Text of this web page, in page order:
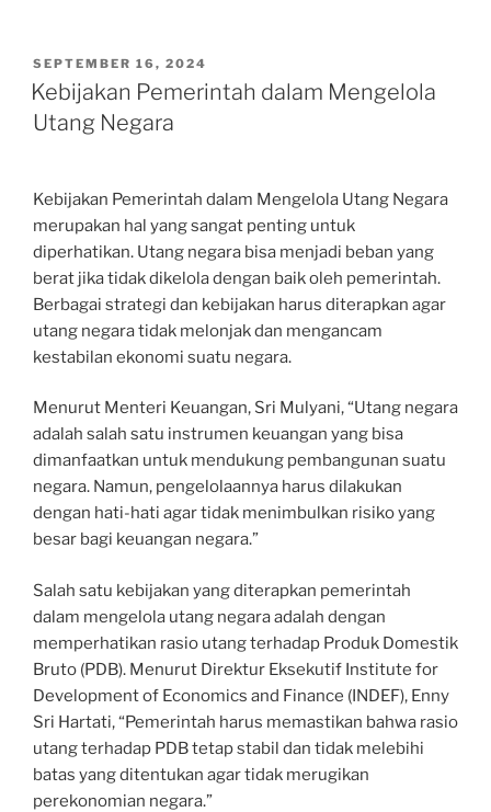
POSTED
ON
SEPTEMBER 16, 2024
Kebijakan Pemerintah dalam Mengelola
Utang Negara
Kebijakan Pemerintah dalam Mengelola Utang Negara
merupakan hal yang sangat penting untuk
diperhatikan. Utang negara bisa menjadi beban yang
berat jika tidak dikelola dengan baik oleh pemerintah.
Berbagai strategi dan kebijakan harus diterapkan agar
utang negara tidak melonjak dan mengancam
kestabilan ekonomi suatu negara.
Menurut Menteri Keuangan, Sri Mulyani, “Utang negara
adalah salah satu instrumen keuangan yang bisa
dimanfaatkan untuk mendukung pembangunan suatu
negara. Namun, pengelolaannya harus dilakukan
dengan hati-hati agar tidak menimbulkan risiko yang
besar bagi keuangan negara.”
Salah satu kebijakan yang diterapkan pemerintah
dalam mengelola utang negara adalah dengan
memperhatikan rasio utang terhadap Produk Domestik
Bruto (PDB). Menurut Direktur Eksekutif Institute for
Development of Economics and Finance (INDEF), Enny
Sri Hartati, “Pemerintah harus memastikan bahwa rasio
utang terhadap PDB tetap stabil dan tidak melebihi
batas yang ditentukan agar tidak merugikan
perekonomian negara.”